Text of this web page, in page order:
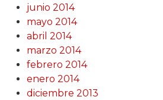
junio 2014
mayo 2014
abril 2014
marzo 2014
febrero 2014
enero 2014
diciembre 2013